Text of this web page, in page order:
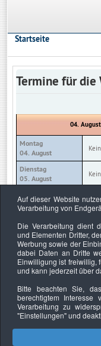
Startseite
Termine für die
04.
Montag
04. August
Dienstag
05. August
Mittwoch
06. August
07. August
Freitag
08. August
Samstag
Sonntag
10. August
Auf dieser Website
Verarbeitung von
Die Verarbeitung dient
und Elementen Dritter,
Werbung sowie der
dabei Daten an Dritte
Einwilligung ist freiwillig,
und kann jederzeit über
Bitte beachten Sie,
berechtigtem
Verarbeitung zu
"Einstellungen"und